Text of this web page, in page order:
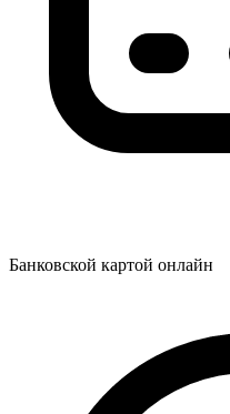
Банковской картой онлайн